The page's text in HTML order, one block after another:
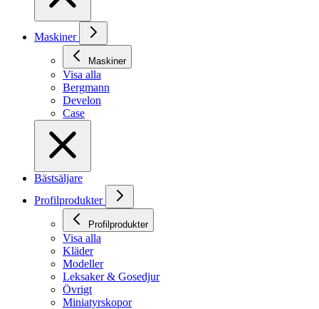
Maskiner
Maskiner
Visa alla
Bergmann
Develon
Case
Bästsäljare
Profilprodukter
Profilprodukter
Visa alla
Kläder
Modeller
Leksaker & Gosedjur
Övrigt
Miniatyrskopor